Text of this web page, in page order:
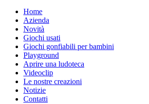
Home
Azienda
Novità
Giochi usati
Giochi gonfiabili per bambini
Playground
Aprire una ludoteca
Videoclip
Le nostre creazioni
Notizie
Contatti